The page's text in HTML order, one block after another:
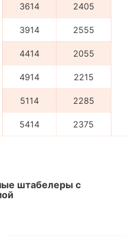
3614 2405
3914 2555
4414 2055
4914 2215
5114 2285
5414 2375
штабелеры с